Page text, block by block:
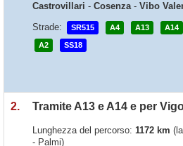
Castrovillari - Cosenza- Vibo
Strade:
SR515 A4 A13 A14
A2 SS18
2. Tramite A13 e A14 e per
Lunghezza del percorso: 1172 km
- Palmi)